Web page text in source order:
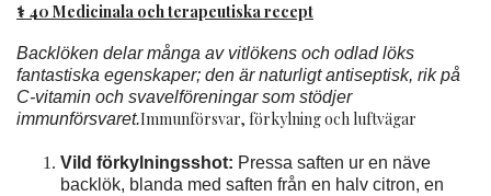
⚕️ 40 Medicinala och terapeutiska recept
Backlöken delar många av vitlökens och odlad löks
fantastiska egenskaper; den är naturligt antiseptisk, rik på
C-vitamin och svavelföreningar som stödjer
immunförsvaret.Immunförsvar, förkylning och luftvägar
Vild förkylningsshot: Pressa saften ur en näve
backlök, blanda med saften från en halv citron, en